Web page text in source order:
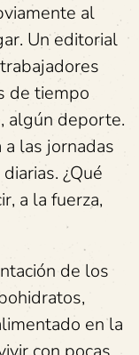
al
Un editorial
de tiempo
algún deporte.
las jornadas
¿Qué
a la fuerza,
de los
en la